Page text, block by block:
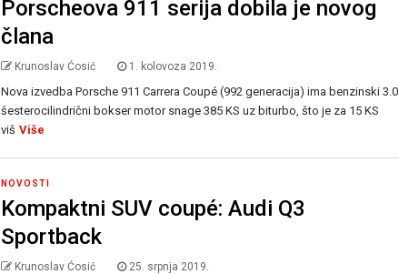
Porscheova 911 serija dobila je novog
člana
Krunoslav Ćosić 1. kolovoza 2019.
Nova izvedba Porsche 911 Carrera Coupé (992 generacija) ima benzinski 3.0
šesterocilindrični bokser motor snage 385 KS uz biturbo, što je za 15 KS
viš Više
NOVOSTI
Kompaktni SUV coupé: Audi Q3
Sportback
Krunoslav Ćosić 25. srpnja 2019.